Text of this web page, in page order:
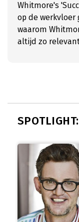
Whitmore's
op de werkvloer
waarom
altijd zo